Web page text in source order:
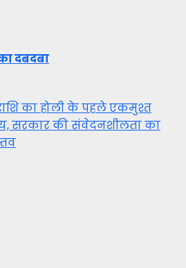
दबदबा
का होली के पहले एकमुश्त
सरकार की संवेदनशीलता का